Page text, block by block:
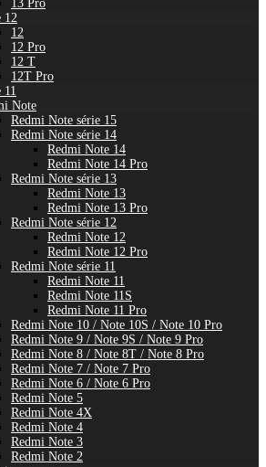
13 Pro
12
12
12 Pro
12 T
12T Pro
11
Note
Redmi Note série 15
Redmi Note série 14
Redmi Note 14
Redmi Note 14 Pro
Redmi Note série 13
Redmi Note 13
Redmi Note 13 Pro
Redmi Note série 12
Redmi Note 12
Redmi Note 12 Pro
Redmi Note série 11
Redmi Note 11
Redmi Note 11S
Redmi Note 11 Pro
Redmi Note 10 / Note 10S / Note 10 Pro
Redmi Note 9 / Note 9S / Note 9 Pro
Redmi Note 8 / Note 8T / Note 8 Pro
Redmi Note 7 / Note 7 Pro
Redmi Note 6 / Note 6 Pro
Redmi Note 5
Redmi Note 4X
Redmi Note 4
Redmi Note 3
Redmi Note 2